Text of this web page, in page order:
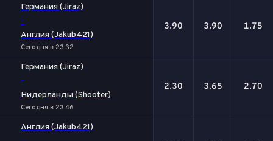
Германия (Jiraz)
-
Англия (Jakub421)
Сегодня в 23:32
3.90 3.90 1.75
Германия (Jiraz)
-
Нидерланды (Shooter)
Сегодня в 23:46
2.30 3.65 2.70
Англия (Jakub421)